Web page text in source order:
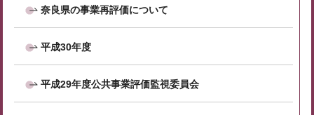
奈良県の事業再評価について
平成30年度
平成29年度公共事業評価監視委員会